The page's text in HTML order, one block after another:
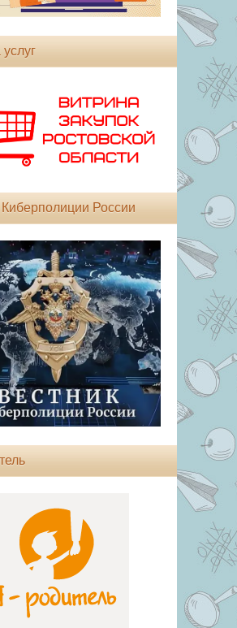
Киберполиции России